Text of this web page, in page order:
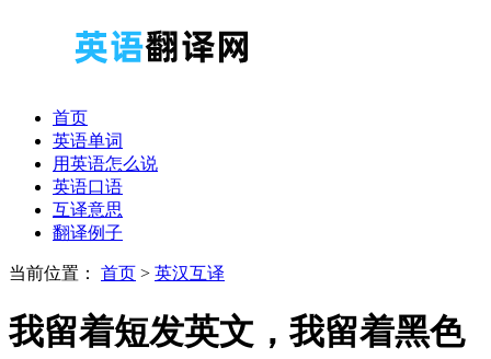
首页
英语单词
用英语怎么说
英语口语
互译意思
翻译例子
当前位置： 首页 > 英汉互译
我留着短发英文，我留着黑色